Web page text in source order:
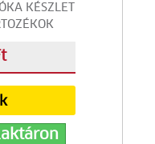
KÉSZLET